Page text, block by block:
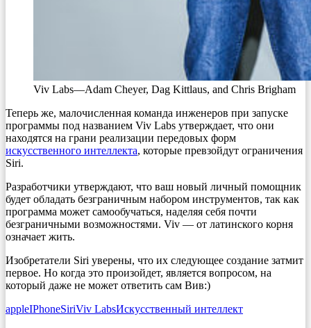
Viv Labs—Adam Cheyer, Dag Kittlaus, and Chris Brigham
Теперь же, малочисленная команда инженеров при запуске
программы под названием Viv Labs утверждает, что они
находятся на грани реализации передовых форм
искусственного интеллекта, которые превзойдут ограничения
Siri.
Разработчики утверждают, что ваш новый личный помощник
будет обладать безграничным набором инструментов, так как
программа может самообучаться, наделяя себя почти
безграничными возможностями. Viv — от латинского корня
означает жить.
Изобретатели Siri уверены, что их следующее создание затмит
первое. Но когда это произойдет, является вопросом, на
который даже не может ответить сам Вив:)
appleIPhoneSiriViv LabsИскусственный интеллект